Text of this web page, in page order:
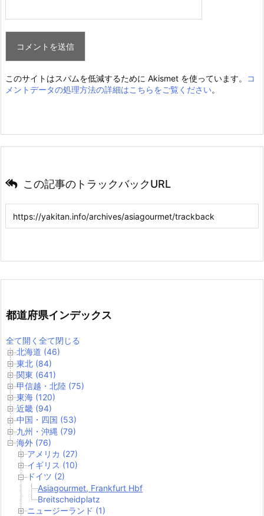
このサイトはスパムを低減するために Akismet を使っています。
コ
メントデータの処理方法の詳細はこちらをご覧ください。
この記事のトラックバックURL
都道府県インデックス
全て開く 全て閉じる
北海道 (46)
東北 (84)
関東 (641)
甲信越・北陸 (75)
東海 (120)
近畿 (94)
中国・四国 (53)
九州・沖縄 (79)
海外 (76)
アメリカ (27)
イギリス (10)
ドイツ (2)
Asiagourmet, Frankfurt Hbf
Breitscheidplatz
ニュージーランド (1)